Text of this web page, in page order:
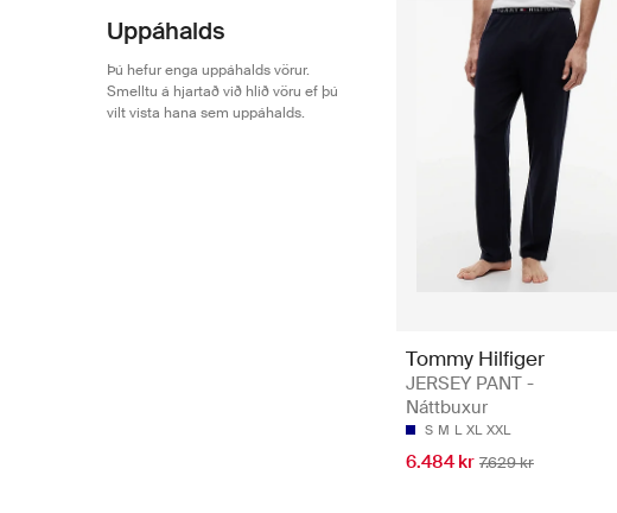
Uppáhalds
Þú hefur enga uppáhalds vörur.
Smelltu á hjartað við hlið vöru ef þú
vilt vista hana sem uppáhalds.
Tommy Hilfiger
JERSEY PANT -
Náttbuxur
S M L XL XXL
6.484 kr 7.629 kr